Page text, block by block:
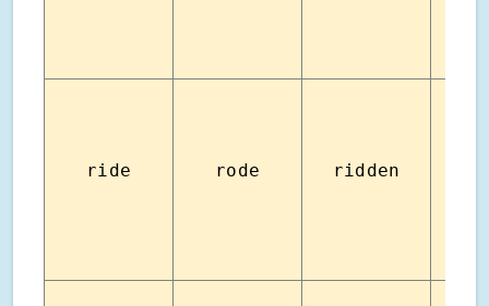
ride rode ridden